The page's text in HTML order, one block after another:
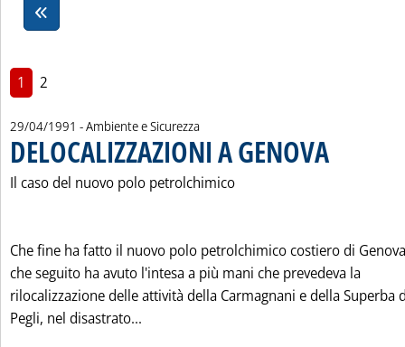
1 2
29/04/1991 - Ambiente e Sicurezza
DELOCALIZZAZIONI A GENOVA
Il caso del nuovo polo petrolchimico
Che fine ha fatto il nuovo polo petrolchimico costiero di
che seguito ha avuto l'intesa a più mani che prevedeva la
rilocalizzazione delle attività della Carmagnani e della Superba
Pegli, nel disastrato...